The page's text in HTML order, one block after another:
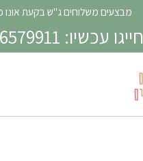
מבצעים משלוחים ג"ש בקעת אונו
חייגו עכשיו: 03-6579911